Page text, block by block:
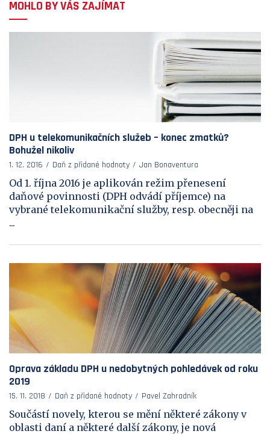
MOHLO BY VÁS ZAJÍMAT
DPH u telekomunikačních služeb – konec zmatků?
Bohužel nikoliv
1. 12. 2016 Daň z přidané hodnoty Jan Bonaventura
Od 1. října 2016 je aplikován režim přenesení
daňové povinnosti (DPH odvádí příjemce) na
vybrané telekomunikační služby, resp. obecněji na
...
Oprava základu DPH u nedobytných pohledávek od roku
2019
15. 11. 2018 Daň z přidané hodnoty Pavel Zahradník
Součástí novely, kterou se mění některé zákony v
oblasti daní a některé další zákony, je nová